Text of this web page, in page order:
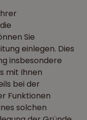
Sie
einlegen. Dies
insbesondere
mit Ihnen
bei der
Funktionen
solchen